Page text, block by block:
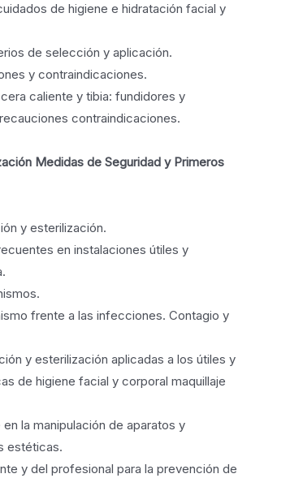
de higiene e hidratación facial y
de selección y aplicación.
y contraindicaciones.
caliente y tibia: fundidores y
contraindicaciones.
Medidas de Seguridad y Primeros
y esterilización.
en instalaciones útiles y
frente a las infecciones. Contagio y
y esterilización aplicadas a los útiles y
de higiene facial y corporal maquillaje
la manipulación de aparatos y
estéticas.
y del profesional para la prevención de